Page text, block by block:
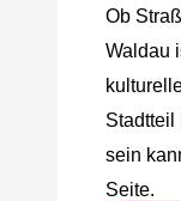
Ob
Waldau
Stadtteil
sein
Seite.